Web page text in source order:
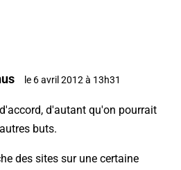
le 6 avril 2012 à 13h31
d'autant qu'on pourrait
buts.
des sites sur une certaine